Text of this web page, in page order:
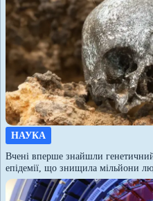
НАУКА
Вчені вперше знайшли
епідемії, що знищила мільйони